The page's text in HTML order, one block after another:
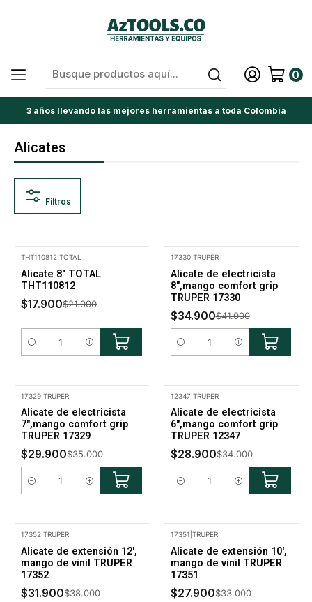
0
3 años llevando las mejores herramientas a toda Colombia
Alicates
Filtros
THT110812 |TOTAL
Alicate 8" TOTAL
THT110812
$17.900$21.000
Cantidad
17330| TRUPER
Alicate de electricista
8",mango comfort grip
TRUPER 17330
$34.900$41.000
Cantidad
17329 |TRUPER
Alicate de electricista
7",mango comfort grip
TRUPER 17329
$29.900$35.000
Cantidad
12347 TRUPER
Alicate de electricista
6",mango comfort grip
TRUPER 12347
$28.900$34.000
Cantidad
17352 |TRUPER
Alicate de extensión 12',
mango de vinil TRUPER
17352
$31.900$38.000
17351 TRUPER
Alicate de extensión 10',
mango de vinil TRUPER
17351
$27.900$33.000